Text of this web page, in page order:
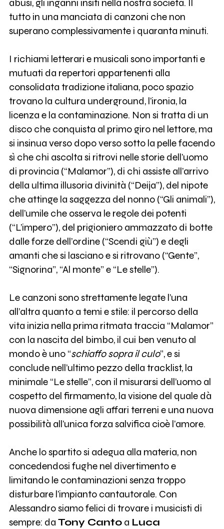
abusi, gli inganni insiti nella nostra società. Il
tutto in una manciata di canzoni che non
superano complessivamente i quaranta minuti.
I richiami letterari e musicali sono importanti e
mutuati da repertori appartenenti alla
consolidata tradizione italiana, poco spazio
trovano la cultura underground, l’ironia, la
licenza e la contaminazione. Non si tratta di un
disco che conquista al primo giro nel lettore, ma
si insinua verso dopo verso sotto la pelle facendo
sì che chi ascolta si ritrovi nelle storie dell’uomo
di provincia (“Malamor”), di chi assiste all’arrivo
della ultima illusoria divinità (“Deija”), del nipote
che attinge la saggezza del nonno (“Gli animali”),
dell’umile che osserva le regole dei potenti
(“L’impero”), del prigioniero ammazzato di botte
dalle forze dell’ordine (“Scendi giù”) e degli
amanti che si lasciano e si ritrovano (“Gente”,
“Signorina”, “Al monte” e “Le stelle”).
Le canzoni sono strettamente legate l’una
all’altra quanto a temi e stile: il percorso della
vita inizia nella prima ritmata traccia “Malamor”
con la nascita del bimbo, il cui ben venuto al
mondo è uno “schiaffo sopra il culo”, e si
conclude nell’ultimo pezzo della tracklist, la
minimale “Le stelle”, con il misurarsi dell’uomo al
cospetto del firmamento, la visione del quale dà
nuova dimensione agli affari terreni e una nuova
possibilità all’unica forza salvifica cioè l’amore.
Anche lo spartito si adegua alla materia, non
concedendosi fughe nel divertimento e
limitando le contaminazioni senza troppo
disturbare l’impianto cantautorale. Con
Alessandro siamo felici di trovare i musicisti di
sempre: da Tony Cantoa Luca